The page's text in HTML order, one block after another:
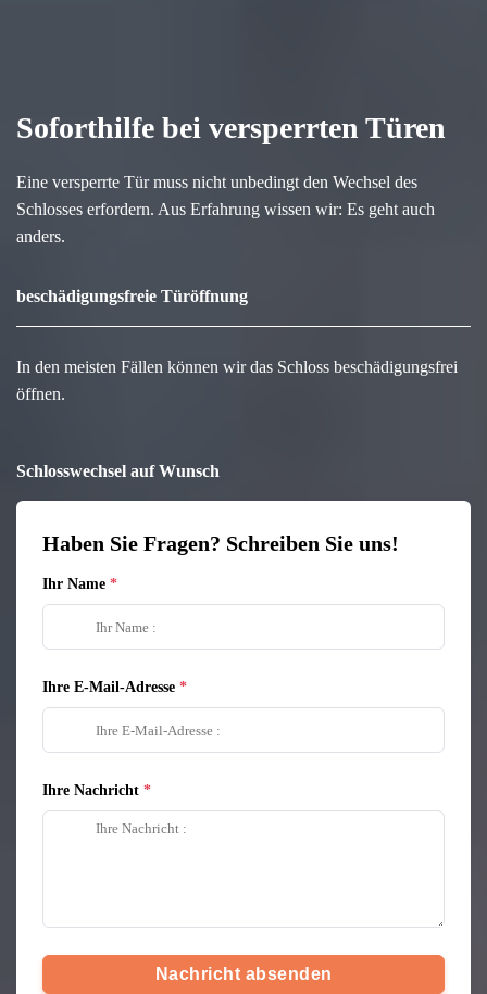
Soforthilfe bei versperrten Türen
Eine versperrte Tür muss nicht unbedingt den Wechsel des
Schlosses erfordern. Aus Erfahrung wissen wir: Es geht auch
anders.
beschädigungsfreie Türöffnung
In den meisten Fällen können wir das Schloss beschädigungsfrei
öffnen.
Schlosswechsel auf Wunsch
Haben Sie Fragen? Schreiben Sie uns!
Ihr Name
Ihre E-Mail-Adresse
Ihre Nachricht
Nachricht absenden